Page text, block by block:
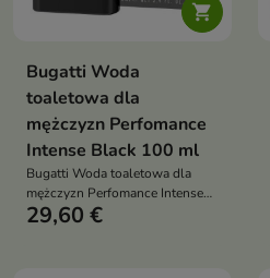

Bugatti Woda
toaletowa dla
mężczyzn Perfomance
Intense Black 100 ml
Bugatti Woda toaletowa dla
mężczyzn Perfomance Intense
Black 100 ml
29,60 €